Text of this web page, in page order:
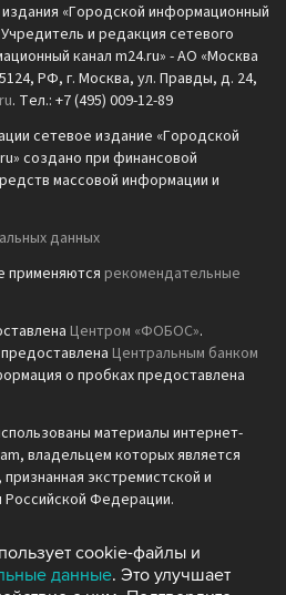
«Городской информационный
и редакция сетевого
канал m24.ru» - АО «Москва
РФ, г. Москва, ул. Правды, д. 24,
. Тел.: +7 (495) 009-12-89
сетевое издание «Городской
создано при финансовой
массовой информации и
данных
применяются рекомендательные
Центром «ФОБОС».
Центральным банком
о пробках предоставлена
материалы интернет-
владельцем которых является
экстремистской и
Федерации.
cookie-файлы и
данные. Это улучшает